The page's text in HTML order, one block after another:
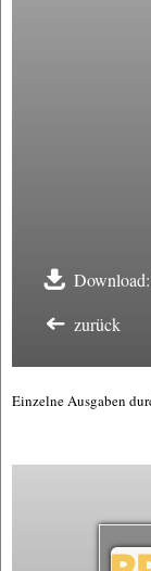
zurück
Einzelne Ausgaben